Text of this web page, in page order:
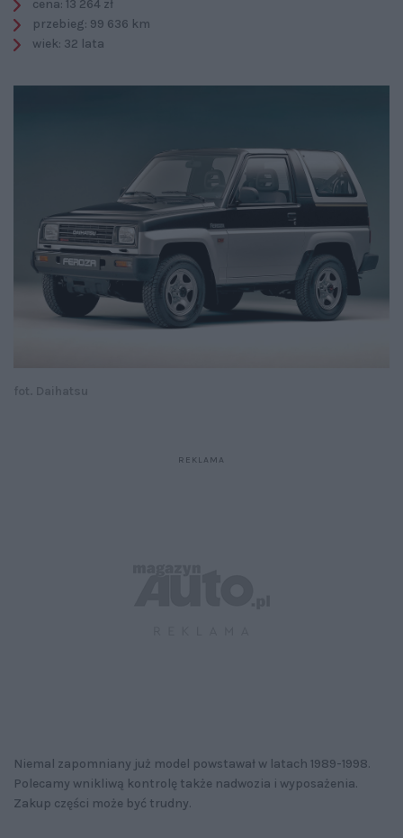
cena: 13 264 zł
przebieg: 99 636 km
wiek: 32 lata
Niemal zapomniany już model powstawał w latach 1989-1998.
Polecamy wnikliwą kontrolę także nadwozia i wyposażenia.
Zakup części może być trudny.